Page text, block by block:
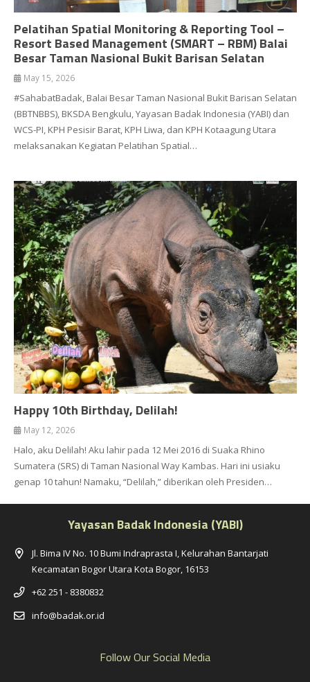
Pelatihan Spatial Monitoring & Reporting Tool –
Resort Based Management (SMART – RBM) Balai
Besar Taman Nasional Bukit Barisan Selatan
May 15, 2026
#SahabatBadak, Balai Besar Taman Nasional Bukit Barisan Selatan
(BBTNBBS), BKSDA Bengkulu, Yayasan Badak Indonesia (YABI) dan
WCS-PI, KPH Pesisir Barat, KPH Liwa, dan KPH Kotaagung Utara
melaksanakan Kegiatan Pelatihan Spatial…
Happy 10th Birthday, Delilah!
May 12, 2026
Halo, aku Delilah! Aku lahir pada 12 Mei 2016 di Suaka Rhino
Sumatera (SRS) di Taman Nasional Way Kambas. Hari ini usiaku
genap 10 tahun! Namaku, “Delilah,” diberikan oleh Presiden…
Yayasan Badak Indonesia (YABI)
Jl. Bima IV No. 10 Bumi Indraprasta I, Kelurahan Bantarjati
Kecamatan Bogor Utara Kota Bogor, 16153
+62 251 - 8380832
info@badak.or.id
Follow Our Social Media